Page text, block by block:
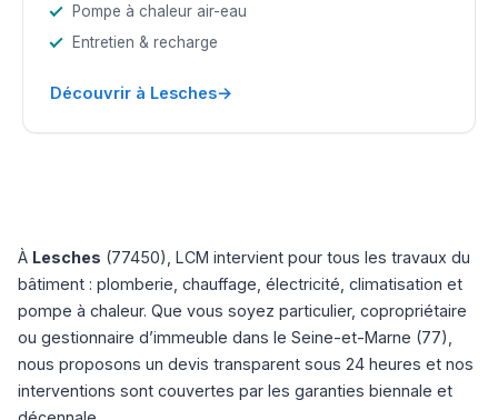
Pompe à chaleur air-eau
Entretien & recharge
Découvrir à Lesches→
À Lesches (77450), LCM intervient pour tous les travaux du
bâtiment : plomberie, chauffage, électricité, climatisation et
pompe à chaleur. Que vous soyez particulier, copropriétaire
ou gestionnaire d’immeuble dans le Seine-et-Marne (77),
nous proposons un devis transparent sous 24 heures et nos
interventions sont couvertes par les garanties biennale et